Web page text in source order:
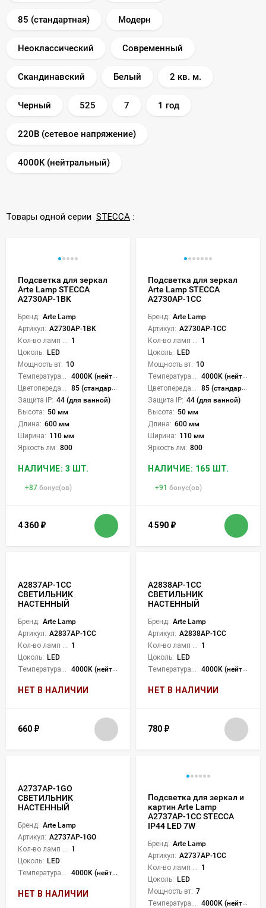
85 (стандартная) Модерн
Неоклассический Современный
Скандинавский Белый 2 кв. м.
Черный 525 7 1 год
220В (сетевое напряжение)
4000K (нейтральный)
Товары одной серии STECCA :
Подсветка для зеркал
Arte Lamp STECCA
A2730AP-1BK
Бренд: Arte Lamp
Артикул: A2730AP-1BK
1
Цоколь: LED
Мощность вт: 10
4000K (нейтральный)
85 (стандартная)
Защита IP: 44 (для ванной)
Высота: 50 мм
Длина: 600 мм
Ширина: 110 мм
Яркость лм: 800
НАЛИЧИЕ: 3 ШТ.
+87 бонус(ов)
4 360 ₽
Подсветка для зеркал
Arte Lamp STECCA
A2730AP-1CC
Бренд: Arte Lamp
Артикул: A2730AP-1CC
1
Цоколь: LED
Мощность вт: 10
4000K (нейтральный)
85 (стандартная)
Защита IP: 44 (для ванной)
Высота: 50 мм
Длина: 600 мм
Ширина: 110 мм
Яркость лм: 800
НАЛИЧИЕ: 165 ШТ.
+91 бонус(ов)
4 590 ₽
A2837AP-1CC
СВЕТИЛЬНИК
НАСТЕННЫЙ
Бренд: Arte Lamp
Артикул: A2837AP-1CC
1
Цоколь: LED
4000K (нейтральный)
НЕТ В НАЛИЧИИ
660 ₽
A2838AP-1CC
СВЕТИЛЬНИК
НАСТЕННЫЙ
Бренд: Arte Lamp
Артикул: A2838AP-1CC
1
Цоколь: LED
4000K (нейтральный)
НЕТ В НАЛИЧИИ
780 ₽
A2737AP-1GO
СВЕТИЛЬНИК
НАСТЕННЫЙ
Бренд: Arte Lamp
Артикул: A2737AP-1GO
1
Цоколь: LED
4000K (нейтральный)
НЕТ В НАЛИЧИИ
Подсветка для зеркал и
картин Arte Lamp
A2737AP-1CC STECCA
IP44 LED 7W
Бренд: Arte Lamp
Артикул: A2737AP-1CC
1
Цоколь: LED
Мощность вт: 7
4000K (нейтральный)